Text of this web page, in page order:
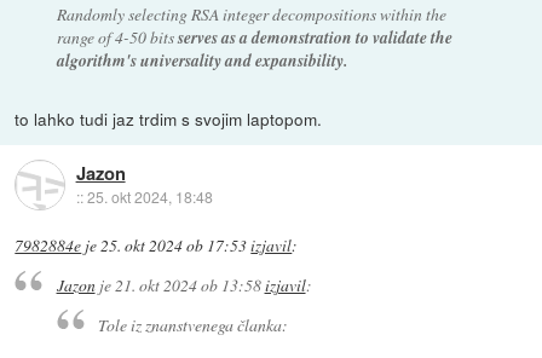
Randomly selecting RSA integer decompositions within the
range of 4-50 bitsserves as a demonstration to validate the
algorithm's universality and expansibility.
to lahko tudi jaz trdim s svojim laptopom.
Jazon
::25. okt 2024, 18:48
7982884e je25. okt 2024 ob 17:53izjavil:
Jazonje21. okt 2024 ob 13:58izjavil:
Tole iz znanstvenega članka: